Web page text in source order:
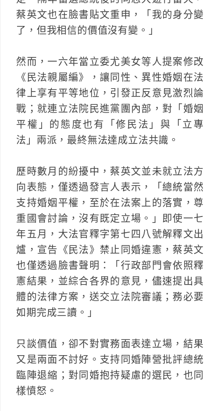
蔡英文也在臉書貼文重申，「我的身分變
了，但我相信的價值沒有變。」
然而，一六年當立委尤美女等人提案修改
《民法親屬編》，讓同性、異性婚姻在法
律上享有平等地位，引發正反意見激烈論
戰；就連立法院民進黨團內部，對「婚姻
平權」的態度也有「修民法」與「立專
法」兩派，最終無法達成立法共識。
歷時數月的紛擾中，蔡英文並未就立法方
向表態，僅透過發言人表示，「總統當然
支持婚姻平權，至於在法案上的落實，尊
重國會討論，沒有既定立場。」即使一七
年五月，大法官釋字第七四八號解釋文出
爐，宣告《民法》禁止同婚違憲，蔡英文
也僅透過臉書聲明：「行政部門會依照釋
憲結果，並綜合各界的意見，儘速提出具
體的法律方案，送交立法院審議；務必要
如期完成三讀。」
只談價值，卻不對實務面表達立場，結果
又是兩面不討好。支持同婚陣營批評總統
臨陣退縮；對同婚抱持疑慮的選民，也同
樣憤怒。